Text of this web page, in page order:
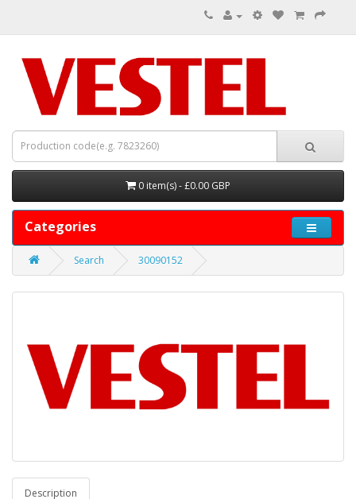
0 item(s) - £0.00 GBP
Categories
Search 30090152
Description